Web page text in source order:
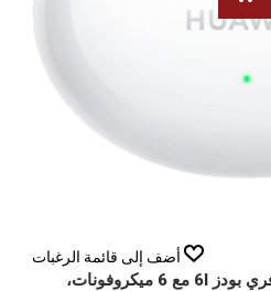
أضف إلى قائمة الرغبات
سماعة اذن ايربودز هواوى فري بودز 6I مع 6 ميكروفونات،